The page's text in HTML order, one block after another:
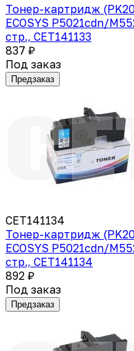
Тонер-картридж
ECOSYS P5021cdn/
стр., CET141133
837 ₽
Под заказ
Предзаказ
CET141134
Тонер-картридж
ECOSYS P5021cdn/
стр., CET141134
892 ₽
Под заказ
Предзаказ